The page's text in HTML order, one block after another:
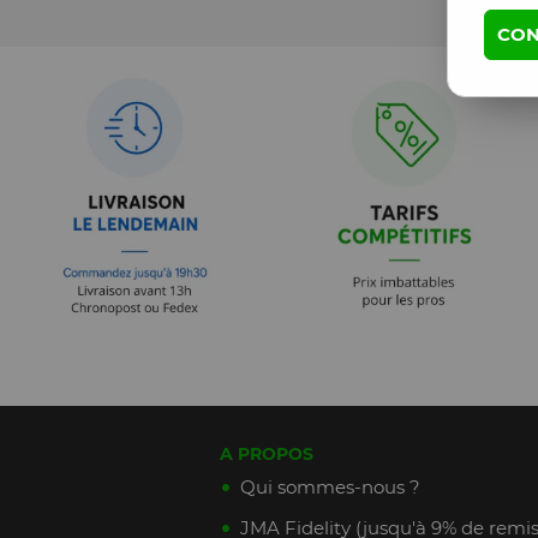
A PROPOS
Qui sommes-nous ?
JMA Fidelity (jusqu'à 9% de